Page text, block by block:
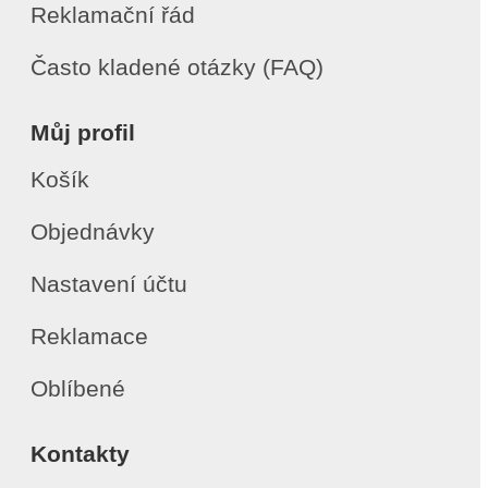
Reklamační řád
Často kladené otázky (FAQ)
Můj profil
Košík
Objednávky
Nastavení účtu
Reklamace
Oblíbené
Kontakty